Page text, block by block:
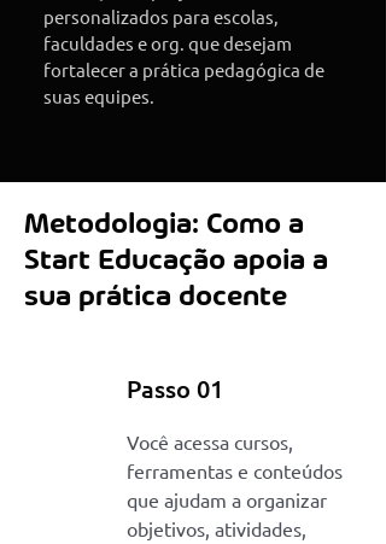
personalizados para escolas,
faculdades e org. que desejam
fortalecer a prática pedagógica de
suas equipes.
Metodologia: Como a
Start Educação apoia a
sua prática docente
Passo 01
Você acessa cursos,
ferramentas e conteúdos
que ajudam a organizar
objetivos, atividades,